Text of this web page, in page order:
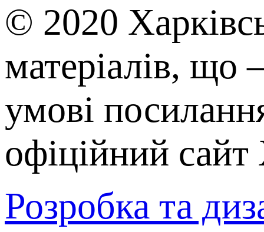
© 2020
матеріалів, що
умові
офіційний сайт
Розробка та